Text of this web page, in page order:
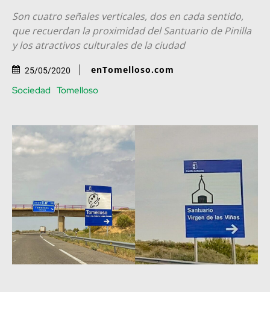
Son cuatro señales verticales, dos en cada sentido,
que recuerdan la proximidad del Santuario de Pinilla
y los atractivos culturales de la ciudad
25/05/2020 enTomelloso.com
Sociedad Tomelloso